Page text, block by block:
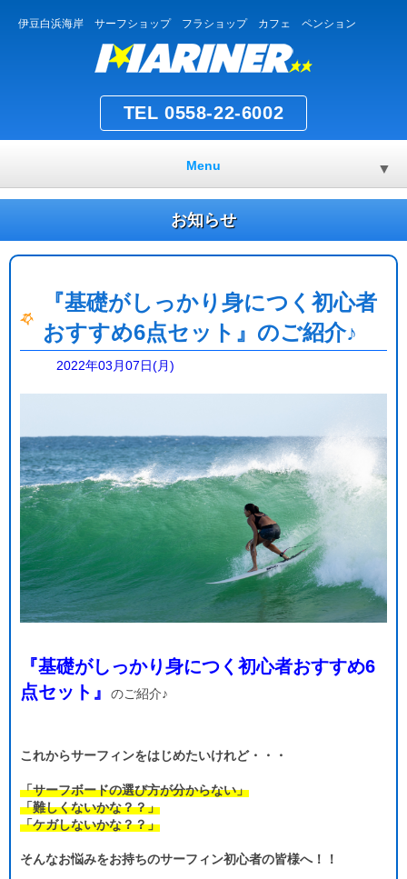
伊豆白浜海岸 サーフショップ フラショップ カフェ ペンション
TEL 0558-22-6002
Menu ▼
お知らせ
『基礎がしっかり身につく初心者
おすすめ6点セット』のご紹介♪
2022年03月07日(月)
『基礎がしっかり身につく初心者おすすめ6
点セット』
のご紹介♪
これからサーフィンをはじめたいけれど・・・
「サーフボードの選び方が分からない」
「難しくないかな？？」
「ケガしないかな？？」
そんなお悩みをお持ちのサーフィン初心者の皆様へ！！